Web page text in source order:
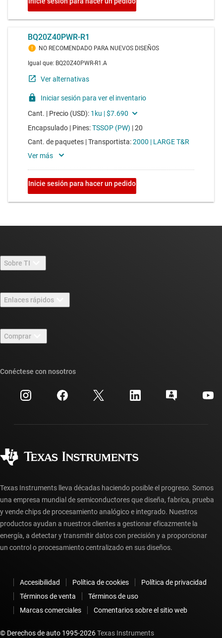
Sobre TI
Carreras laborales
Sala de redacción
Eventos
Relaciones con los inversionistas
Enlaces rápidos
Foros de soporte de diseño de TI E2E™
Búsqueda de referencias cruzadas
Centro de atención al cliente
Preguntas frecuentes sobre la cuenta myTI
Comprar
Preguntas frecuentes sobre pedidos
Conéctese con nosotros
Texas Instruments lleva décadas haciendo posible el progreso. Somos
una empresa mundial de semiconductores que diseña, fabrica, prueba
y vende chips de procesamiento analógico e integrado. Nuestros
productos ayudan a nuestros clientes a gestionar eficazmente la
energía, a detectar y transmitir datos con precisión y a proporcionar
un control o procesamiento centralizado en sus diseños.
Accesibilidad Política de cookies
Política de privacidad
Términos de venta
Términos de uso
Marcas comerciales
Comentarios sobre el sitio web
© Derechos de auto 1995-2026Texas Instruments